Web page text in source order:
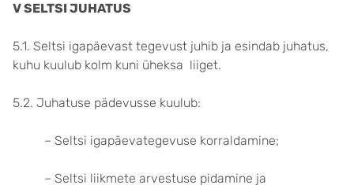
V SELTSI JUHATUS
5.1. Seltsi igapäevast tegevust juhib ja esindab juhatus,
kuhu kuulub kolm kuni üheksa liiget.
5.2. Juhatuse pädevusse kuulub:
– Seltsi igapäevategevuse korraldamine;
– Seltsi liikmete arvestuse pidamine ja